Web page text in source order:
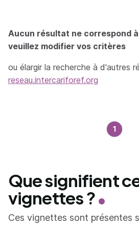
Aucun résultat ne correspond
veuillez modifier vos critères
ou élargir la recherche à d'autres
reseau.intercariforef.org
1
Que signifient
vignettes ?
Ces vignettes sont présentes